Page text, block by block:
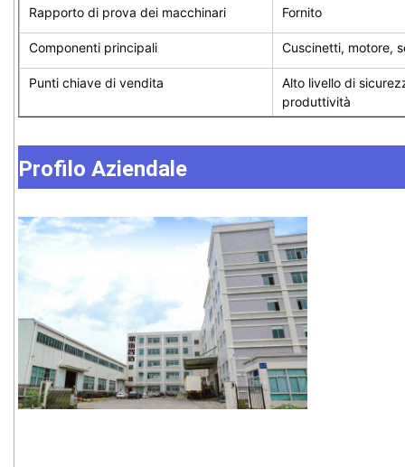
Rapporto di prova dei macchinari Fornito
Componenti principali Cuscinetti, motore,
Punti chiave di vendita
Alto livello di
produttività
Profilo Aziendale